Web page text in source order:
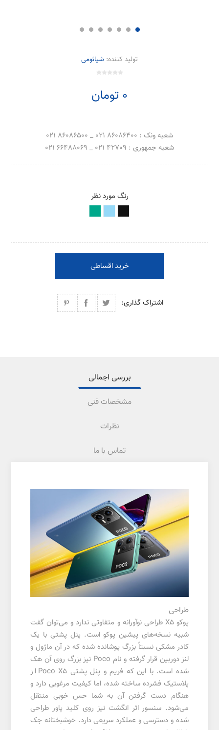
تولید کننده: شیائومی
0 تومان
شعبه ونک : 86086400 021 _ 86086500 021
شعبه جمهوری : 42709 021 _ 66488069 021
رنگ مورد نظر
خرید اقساطی
اشتراک گذاری:
بررسی اجمالی
مشخصات فنی
نظرات
تماس با ما
طراحی
پوکو X5 طراحی نوآورانه و متفاوتی ندارد و می‌توان گفت
شبیه نسخه‌های پیشین پوکو است. پنل پشتی با یک
کادر مشکی نسبتاً بزرگ پوشانده شده که در آن ماژول و
لنز دوربین قرار گرفته و نام Poco نیز بزرگ روی آن هک
شده است. با این که فریم و پنل پشتی Poco X5 از
پلاستیک فشرده ساخته شده، اما کیفیت مرغوبی دارد و
هنگام دست گرفتن آن به شما حس خوبی منتقل
می‌شود. سنسور اثر انگشت نیز روی کلید پاور طراحی
شده و دسترسی و عملکرد سریعی دارد. خوشبختانه جک